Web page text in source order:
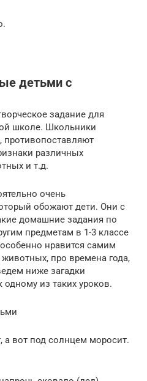
детьми с
задание для
школе. Школьники
противопоставляют
различных
и т.д.
очень
обожают дети. Они с
домашние задания по
предметам в 1-3 классе
нравится самим
про времена года,
ниже загадки
из таких уроков.
а вот под солнцем моросит.